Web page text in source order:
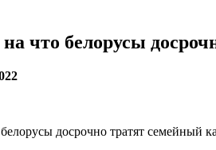
на что белорусы